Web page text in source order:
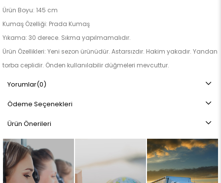
Ürün Boyu: 145 cm
Kumaş Özelliği: Prada Kumaş
Yıkama: 30 derece. Sıkma yapılmamalıdır.
Ürün Özellikleri: Yeni sezon ürünüdür. Astarsızdır. Hakim yakadır. Yandan
torba ceplidir. Önden kullanılabilir düğmeleri mevcuttur.
Not: Ürün renginde konsept fotoğraf çekimlerinden dolayı ton farkı
Yorumlar(0)
Ödeme Seçenekleri
Ürün Önerileri